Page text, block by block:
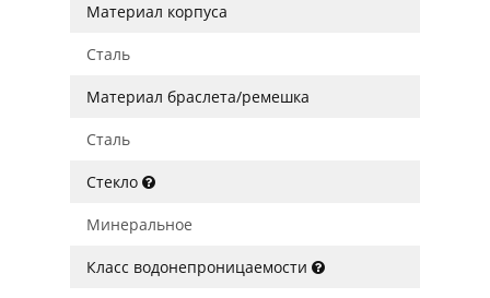
Материал корпуса
Сталь
Материал браслета/ремешка
Сталь
Стекло
Минеральное
Класс водонепроницаемости